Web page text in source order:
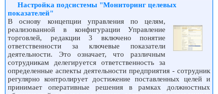
Настройка подсистемы "Мониторинг целевых
показателей"
В основу концепции управления по целям,
реализованной в конфигурации Управление
торговлей, редакции 3 включено понятие
ответственности за ключевые показатели
деятельности. Это означает, что различным
сотрудникам делегируется ответственность за
определенные аспекты деятельности предприятия - сотрудник
регулярно контролирует достижение поставленных целей и
принимает оперативные решения в рамках должностных